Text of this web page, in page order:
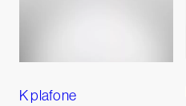
K plafone